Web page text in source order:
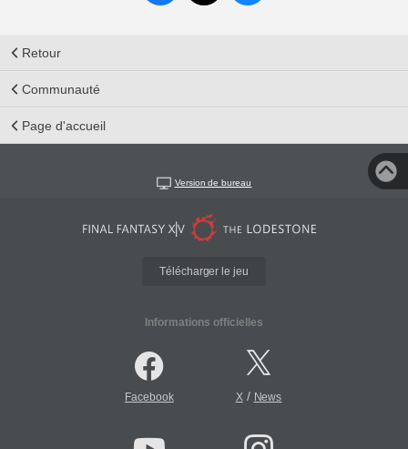
Retour
Communauté
Page d'accueil
Version de bureau
Télécharger le jeu
Informations officielles
Facebook X/ News